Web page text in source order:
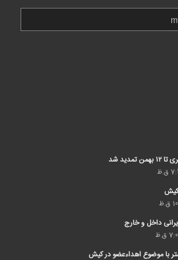
شد
کیش
داخل و خارج
با موضوع اهداء‌عضو در کیش